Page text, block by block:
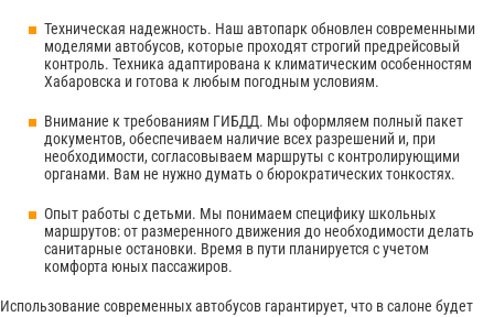
Техническая надежность. Наш автопарк обновлен современными
моделями автобусов, которые проходят строгий предрейсовый
контроль. Техника адаптирована к климатическим особенностям
Хабаровска и готова к любым погодным условиям.
Внимание к требованиям ГИБДД. Мы оформляем полный пакет
документов, обеспечиваем наличие всех разрешений и, при
необходимости, согласовываем маршруты с контролирующими
органами. Вам не нужно думать о бюрократических тонкостях.
Опыт работы с детьми. Мы понимаем специфику школьных
маршрутов: от размеренного движения до необходимости делать
санитарные остановки. Время в пути планируется с учетом
комфорта юных пассажиров.
Использование современных автобусов гарантирует, что в салоне будет